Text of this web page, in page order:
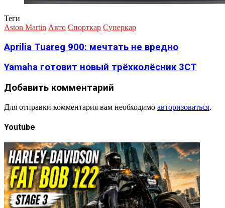
Теги
Aston Martin Авто Спорткар Суперкар
Aprilia Tuareg 900: мечтать не вредно
Yamaha готовит новый трёхколёсник 3CT
Добавить комментарий
Для отправки комментария вам необходимо авторизоваться.
Youtube